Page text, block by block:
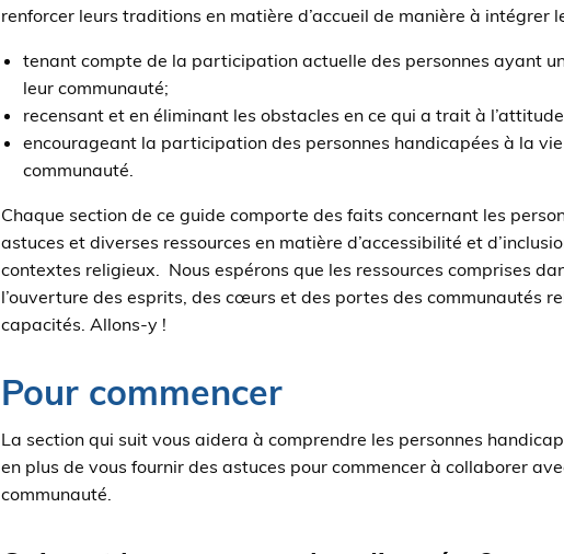
renforcer leurs traditions en matière d’accueil de manière à intégrer
tenant compte de la participation actuelle des personnes ayant
leur communauté;
recensant et en éliminant les obstacles en ce qui a trait à
encourageant la participation des personnes handicapées à la
communauté.
Chaque section de ce guide comporte des faits concernant les
astuces et diverses ressources en matière d’accessibilité et
contextes religieux. Nous espérons que les ressources comprises
l’ouverture des esprits, des cœurs et des portes des communautés
capacités. Allons-y !
Pour commencer
La section qui suit vous aidera à comprendre les personnes
en plus de vous fournir des astuces pour commencer à collaborer
communauté.